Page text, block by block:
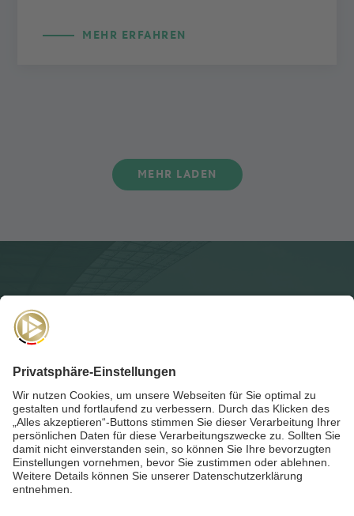
MEHR ERFAHREN
MEHR LADEN
Für dieAkademie-Postanmelden und auf dem Laufenden
bleiben!